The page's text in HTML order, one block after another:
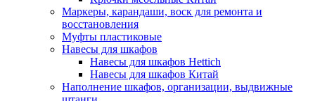
Маркеры, карандаши, воск для ремонта и
восстановления
Муфты пластиковые
Навесы для шкафов
Навесы для шкафов Hettich
Навесы для шкафов Китай
Наполнение шкафов, организации, выдвижные